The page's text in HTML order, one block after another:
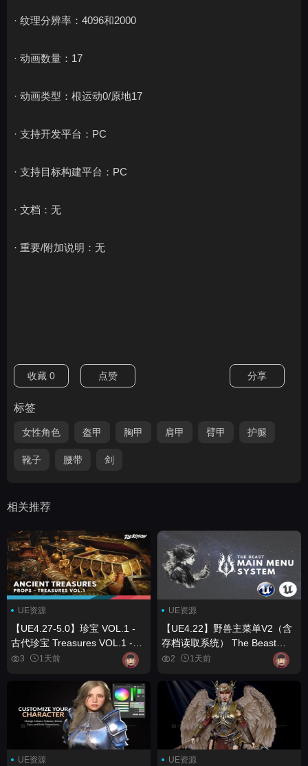
· 纹理分辨率：4096和2000
· 动画数量：17
· 动画类型：根运动0/原地17
· 支持开发平台：PC
· 支持目标构建平台：PC
· 文档：无
· 重要/附加说明：无
收藏 0 点赞 分享
标签
女性角色 盔甲 胸甲 肩甲 臂甲 护腿
靴子 腰带 剑
相关推荐
UE资源
【UE4.27-5.0】珍宝 VOL.1 -
古代珍宝 Treasures VOL.1 -
Ancient Treasures
3 1天前
UE资源
【UE4.22】野兽主菜单V2（含
存档读取系统） The Beast
Main Menu V2 (With Save
2 1天前
UE资源 UE资源